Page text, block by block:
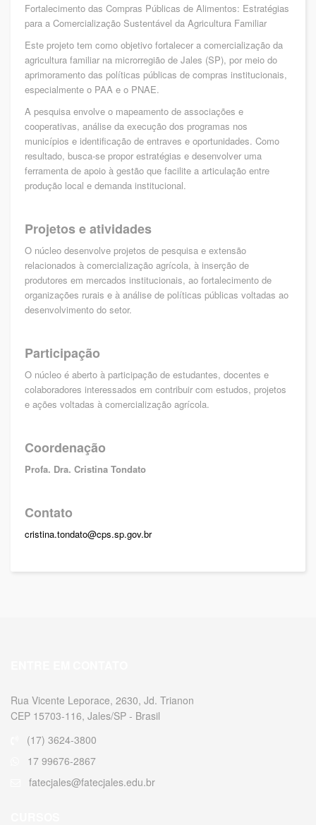
Fortalecimento das Compras Públicas de Alimentos: Estratégias
para a Comercialização Sustentável da Agricultura Familiar
Este projeto tem como objetivo fortalecer a comercialização da
agricultura familiar na microrregião de Jales (SP), por meio do
aprimoramento das políticas públicas de compras institucionais,
especialmente o PAA e o PNAE.
A pesquisa envolve o mapeamento de associações e
cooperativas, análise da execução dos programas nos
municípios e identificação de entraves e oportunidades. Como
resultado, busca-se propor estratégias e desenvolver uma
ferramenta de apoio à gestão que facilite a articulação entre
produção local e demanda institucional.
Projetos e atividades
O núcleo desenvolve projetos de pesquisa e extensão
relacionados à comercialização agrícola, à inserção de
produtores em mercados institucionais, ao fortalecimento de
organizações rurais e à análise de políticas públicas voltadas ao
desenvolvimento do setor.
Participação
O núcleo é aberto à participação de estudantes, docentes e
colaboradores interessados em contribuir com estudos, projetos
e ações voltadas à comercialização agrícola.
Coordenação
Profa. Dra. Cristina Tondato
Contato
cristina.tondato@cps.sp.gov.br
Rua Vicente Leporace, 2630, Jd. Trianon
CEP 15703-116, Jales/SP - Brasil
(17) 3624-3800
17 99676-2867
fatecjales@fatecjales.edu.br